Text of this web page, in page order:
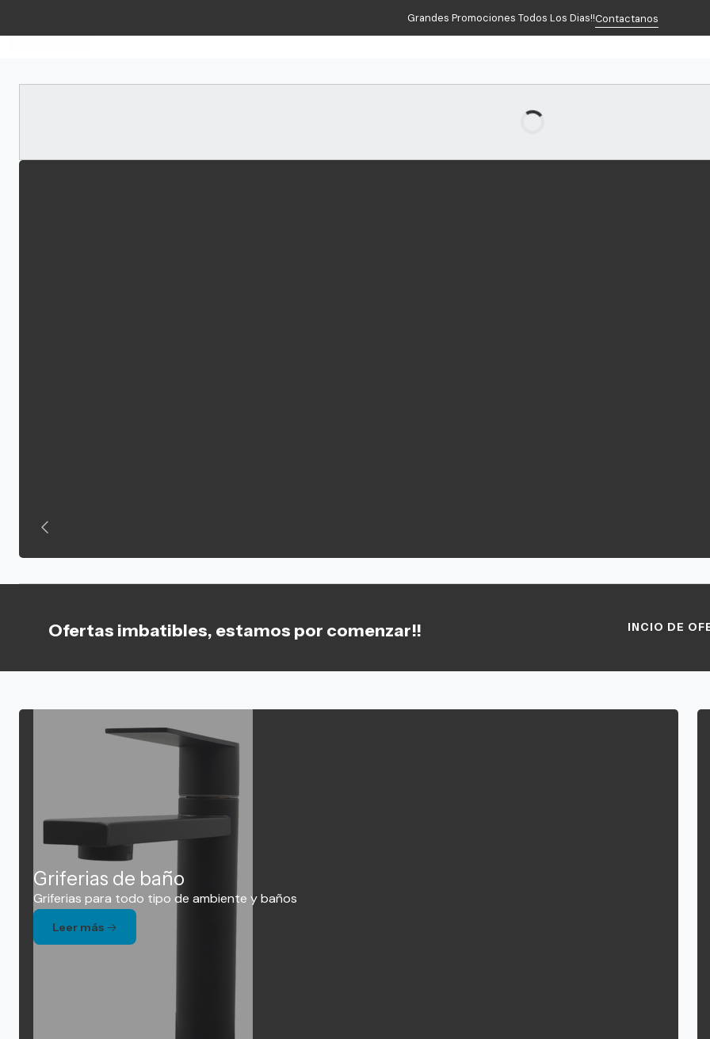
Grandes Promociones Todos Los Dias!!Contactanos
Ofertas imbatibles, estamos por comenzar!! INCIO DE
Griferias de baño
Griferias para todo tipo de ambiente y baños
Leer más